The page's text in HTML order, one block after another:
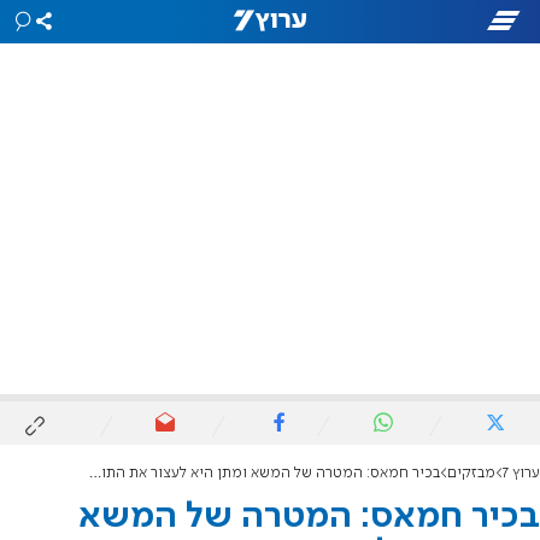
ערוץ 7 מבזקים בכיר חמאס: המטרה של המשא ומתן היא לעצור את התוקפנות
בכיר חמאס: המטרה של המשא